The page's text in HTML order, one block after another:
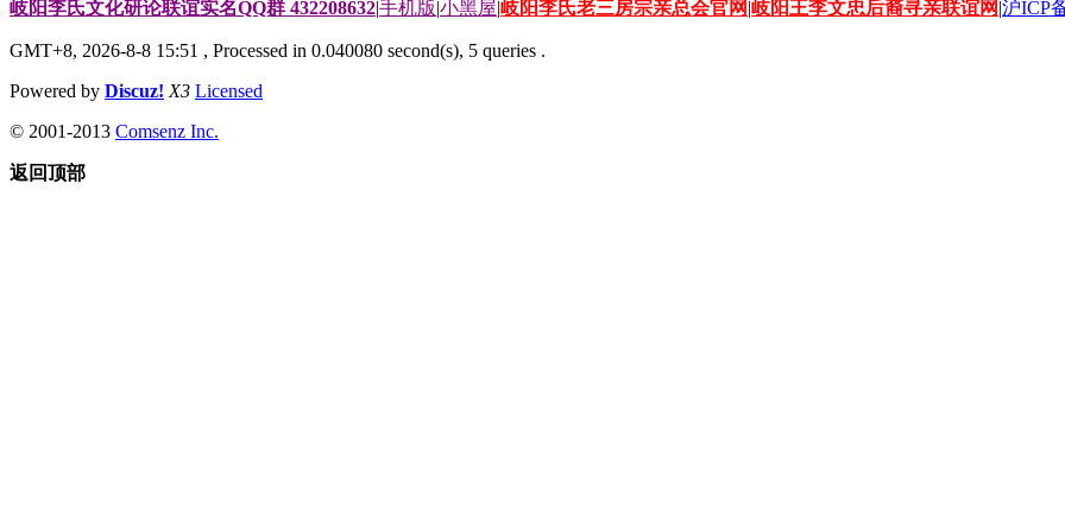
岐阳李氏文化研论联谊实名QQ群 432208632|手机版|小黑屋|岐阳李氏老三房宗亲总会官网|岐阳王李文忠后裔寻亲联谊网|沪ICP
GMT+8, 2026-8-8 15:51 , Processed in 0.040080 second(s), 5 queries .
Powered by Discuz! X3 Licensed
© 2001-2013 Comsenz Inc.
返回顶部